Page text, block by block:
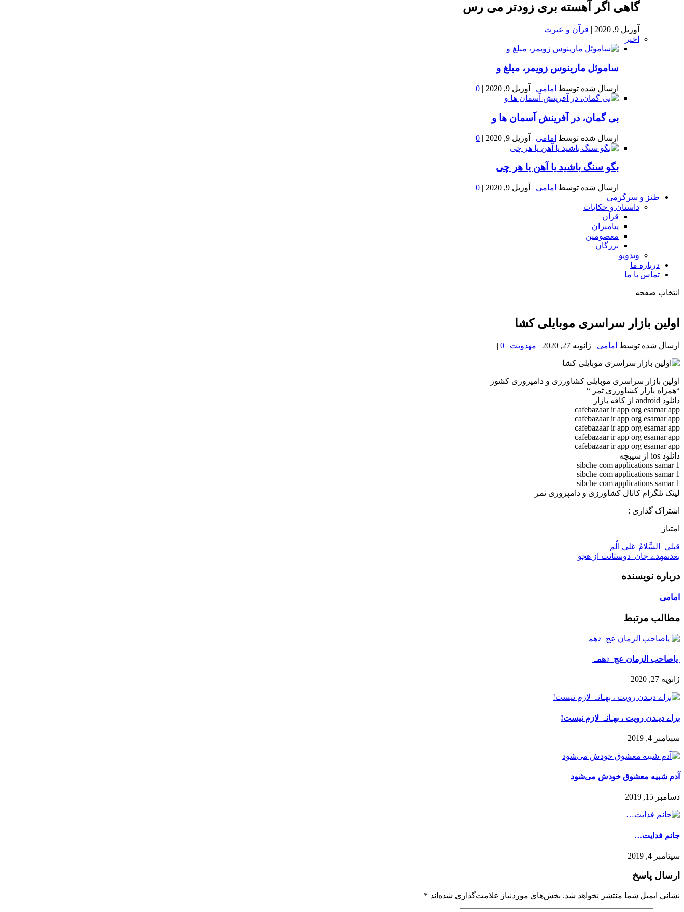
گاهی اگر آهسته بری زودتر می رس
آوریل 9, 2020 | قرآن و عترت |
اخیر
ساموئل مارینوس زویمر، مبلغ و
ارسال شده توسط امامی | آوریل 9, 2020 |
0
بى گمان، در آفرينش آسمان ها و
ارسال شده توسط امامی | آوریل 9, 2020 |
0
بگو سنگ باشید یا آهن یا هر چی
ارسال شده توسط امامی | آوریل 9, 2020 |
0
طنز و سرگرمی
داستان و حکایات
قرآن
پیامبران
معصومین
بزرگان
ویدویو
درباره ما
تماس با ما
انتخاب صفحه
خون
شمال
اولین بازار سراسری موبایلی کشا
ارسال شده توسط امامی | ژانویه 27, 2020 | مهدویت |
0
|
اولین بازار سراسری موبایلی کشاورزی و دامپروری کشور
“همراه بازار کشاورزی ثمر “
دانلود android از کافه بازار
cafebazaar ir app org esamar app
cafebazaar ir app org esamar app
cafebazaar ir app org esamar app
cafebazaar ir app org esamar app
cafebazaar ir app org esamar app
دانلود ios از سیبچه
sibche com applications samar 1
sibche com applications samar 1
sibche com applications samar 1
لینک تلگرام کانال کشاورزی و دامپروری ثمر
اشتراک گذاری :
امتیاز
قبلی ️ ️ السَّلامُ عَلی الْم
بعدیمهدے جان ️ دوستانت از هجو
درباره نویسنده
امامی
مطالب مرتبط
️ یاصاحب الزمان عج ️ ♪همہ
ژانویه 27, 2020
براے دیـدن رویت ، بهـانہ لازم نیست!
سپتامبر 4, 2019
آدم شبیه معشوق خودش می‌شود
دسامبر 15, 2019
جانم فدایت…
سپتامبر 4, 2019
ارسال پاسخ
نشانی ایمیل شما منتشر نخواهد شد. بخش‌های موردنیاز علامت‌گذاری شده‌اند *